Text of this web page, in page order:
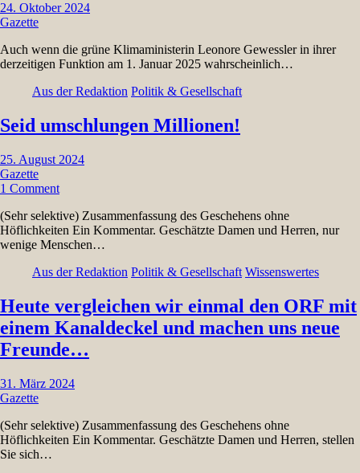
24. Oktober 2024
Gazette
Auch wenn die grüne Klimaministerin Leonore Gewessler in ihrer
derzeitigen Funktion am 1. Januar 2025 wahrscheinlich…
Aus der Redaktion Politik & Gesellschaft
Seid umschlungen Millionen!
25. August 2024
Gazette
1 Comment
(Sehr selektive) Zusammenfassung des Geschehens ohne
Höflichkeiten Ein Kommentar. Geschätzte Damen und Herren, nur
wenige Menschen…
Aus der Redaktion Politik & Gesellschaft Wissenswertes
Heute vergleichen wir einmal den ORF mit
einem Kanaldeckel und machen uns neue
Freunde…
31. März 2024
Gazette
(Sehr selektive) Zusammenfassung des Geschehens ohne
Höflichkeiten Ein Kommentar. Geschätzte Damen und Herren, stellen
Sie sich…